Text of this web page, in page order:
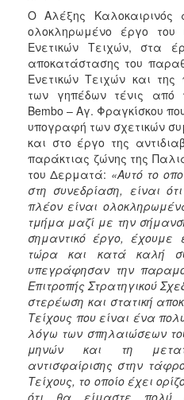
Ο Αλέξης Καλοκαιρινός
ολοκληρωμένο έργο του
Ενετικών Τειχών, στα
αποκατάστασης του
Ενετικών Τειχών και της
των γηπέδων τένις από
Bembo – Αγ. Φραγκίσκου
υπογραφή των σχετικών
και στο έργο της
παράκτιας ζώνης της
του Δερματά: «Αυτό το
στη συνεδρίαση, είναι
πλέον είναι
τμήμα μαζί με την
σημαντικό έργο, έχουμε
τώρα και κατά καλή
υπεγράφησαν την
Επιτροπής Στρατηγικού
στερέωση και στατική
Τείχους που είναι ένα
λόγω των σπηλαιώσεων
μηνών και τη
αντισφαίρισης στην
Τείχους, το οποίο έχει
ότι θα είμαστε